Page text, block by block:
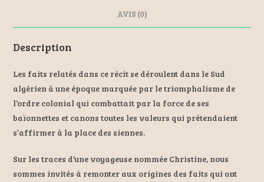
AVIS (0)
Description
Les faits relatés dans ce récit se déroulent dans le Sud
algérien à une époque marquée par le triomphalisme de
l’ordre colonial qui combattait par la force de ses
baïonnettes et canons toutes les valeurs qui prétendaient
s’affirmer à la place des siennes.
Sur les traces d’une voyageuse nommée Christine, nous
sommes invités à remonter aux origines des faits qui ont